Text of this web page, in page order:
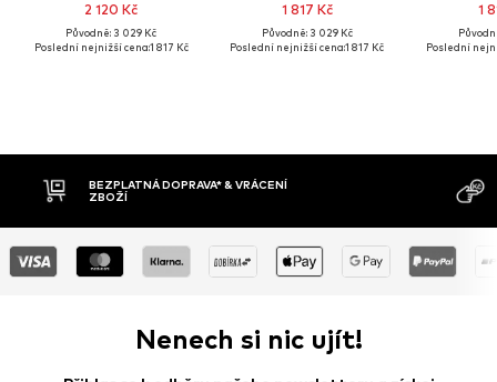
2 120 Kč
Původně: 3 029 Kč
Poslední nejnižší cena:1 817 Kč
1 817 Kč
Původně: 3 029 Kč
Poslední nejnižší cena:1 817 Kč
1
Poslední
DOBÍRKA
Nenech si nic ujít!